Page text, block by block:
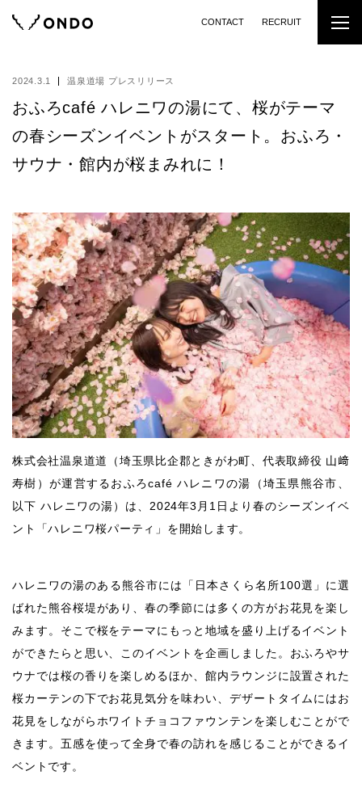
CONTACT RECRUIT
2024.3.1 温泉道場 プレスリリース
おふろcafé ハレニワの湯にて、桜がテーマ
の春シーズンイベントがスタート。おふろ・
サウナ・館内が桜まみれに！
株式会社温泉道道（埼玉県比企郡ときがわ町、代表取締役 山﨑
寿樹）が運営するおふろcafé ハレニワの湯（埼玉県熊谷市、
以下 ハレニワの湯）は、2024年3月1日より春のシーズンイベ
ント「ハレニワ桜パーティ」を開始します。
ハレニワの湯のある熊谷市には「日本さくら名所100選」に選
ばれた熊谷桜堤があり、春の季節には多くの方がお花見を楽し
みます。そこで桜をテーマにもっと地域を盛り上げるイベント
ができたらと思い、このイベントを企画しました。おふろやサ
ウナでは桜の香りを楽しめるほか、館内ラウンジに設置された
桜カーテンの下でお花見気分を味わい、デザートタイムにはお
花見をしながらホワイトチョコファウンテンを楽しむことがで
きます。五感を使って全身で春の訪れを感じることができるイ
ベントです。